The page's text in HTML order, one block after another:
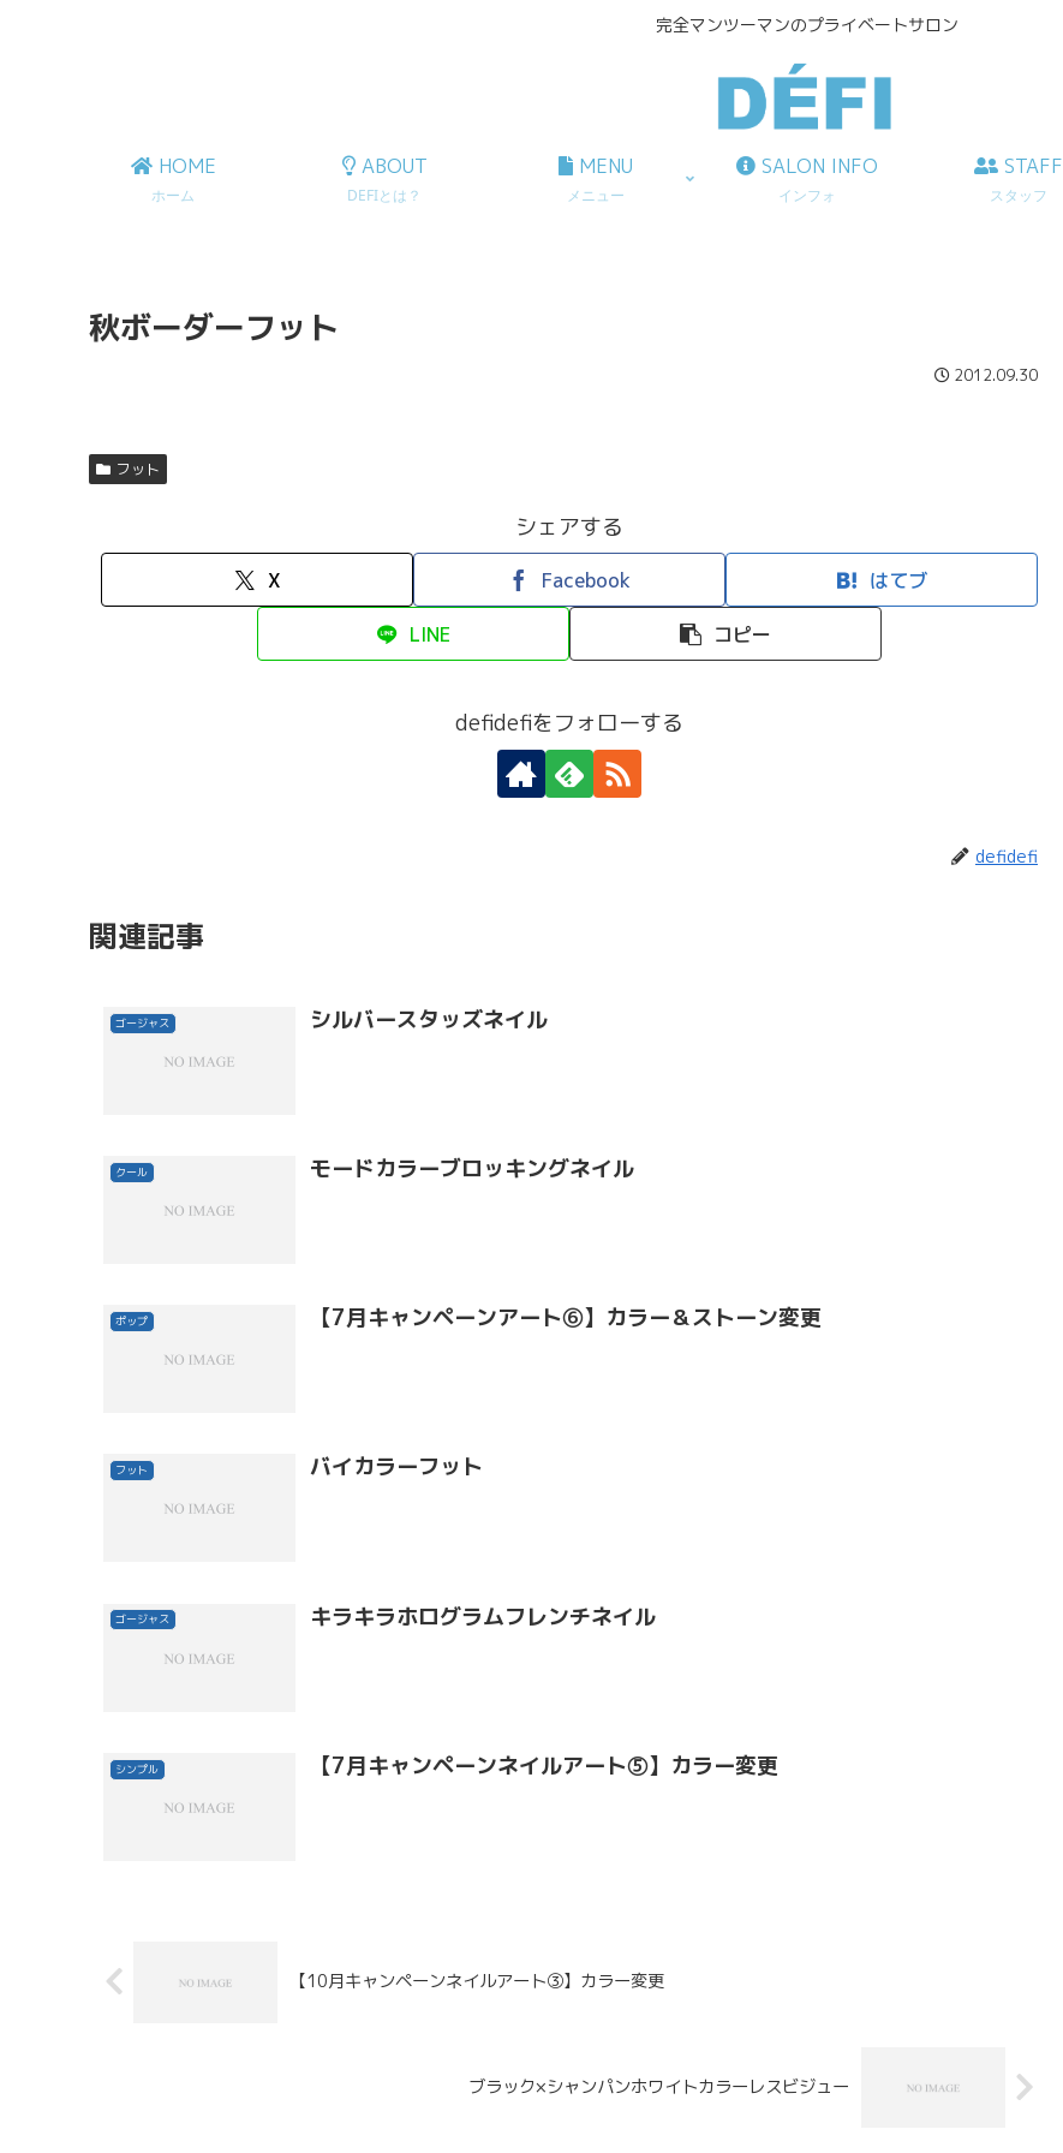
完全マンツーマンのプライベートサロン
HOME
ホーム
ABOUT
DEFIとは？
MENU
メニュー
SALON INFO
インフォ
STAFF
スタッフ
秋ボーダーフット
2012.09.30
フット
シェアする
X Facebook はてブ
LINE コピー
defidefiをフォローする
defidefi
関連記事
ゴージャス シルバースタッズネイル
クール モードカラーブロッキングネイル
ポップ 【7月キャンペーンアート⑥】カラー＆ストーン変更
フット バイカラーフット
ゴージャス キラキラホログラムフレンチネイル
シンプル 【7月キャンペーンネイルアート⑤】カラー変更
【10月キャンペーンネイルアート③】カラー変更
ブラック×シャンパンホワイトカラーレスビジュー